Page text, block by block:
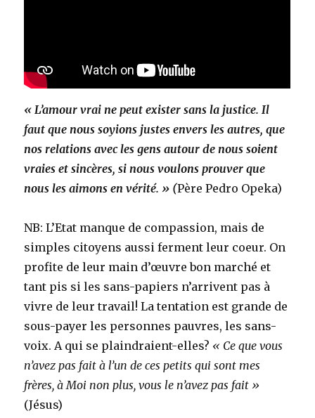
« L’amour vrai ne peut exister sans la justice. Il
faut que nous soyions justes envers les autres, que
nos relations avec les gens autour de nous soient
vraies et sincères, si nous voulons prouver que
nous les aimons en vérité. » (Père Pedro Opeka)
NB: L’Etat manque de compassion, mais de
simples citoyens aussi ferment leur coeur. On
profite de leur main d’œuvre bon marché et
tant pis si les sans-papiers n’arrivent pas à
vivre de leur travail! La tentation est grande de
sous-payer les personnes pauvres, les sans-
voix. A qui se plaindraient-elles? « Ce que vous
n’avez pas fait à l’un de ces petits qui sont mes
frères, à Moi non plus, vous le n’avez pas fait »
(Jésus)